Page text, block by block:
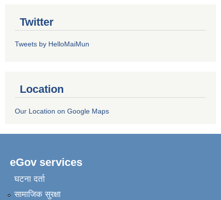
Twitter
Tweets by HelloMaiMun
Location
Our Location on Google Maps
eGov services
घटना दर्ता
सामाजिक सुरक्षा